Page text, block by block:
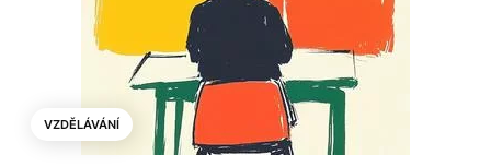
VZDĚLÁVÁNÍ